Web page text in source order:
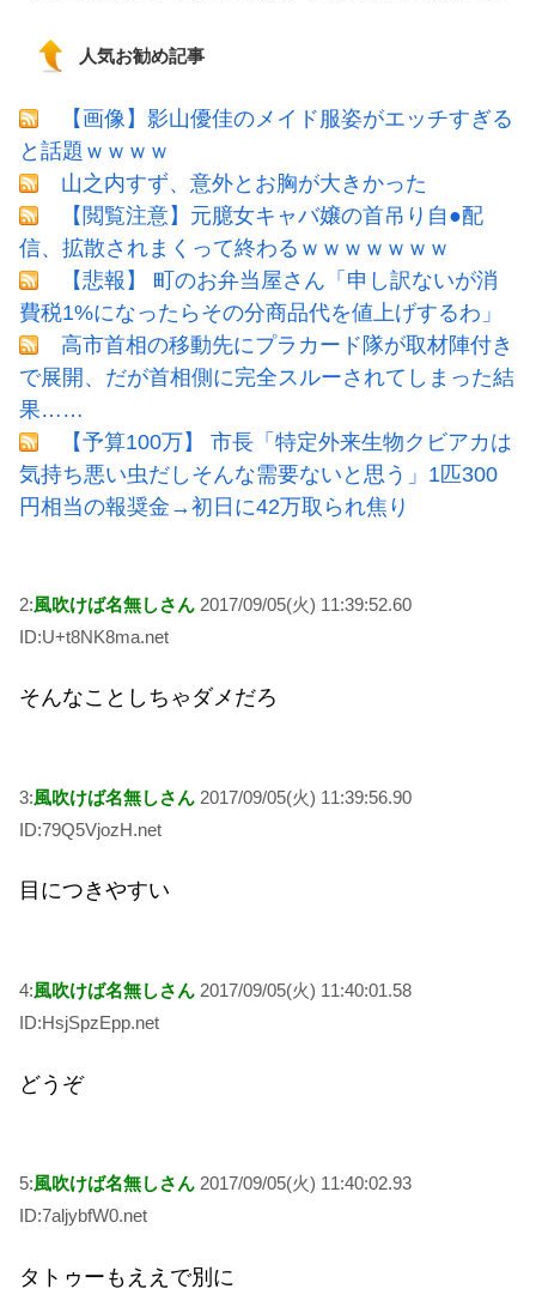
人気お勧め記事
【画像】影山優佳のメイド服姿がエッチすぎる
と話題ｗｗｗｗ
山之内すず、意外とお胸が大きかった
【閲覧注意】元臆女キャバ嬢の首吊り自●配
信、拡散されまくって終わるｗｗｗｗｗｗｗ
【悲報】 町のお弁当屋さん「申し訳ないが消
費税1%になったらその分商品代を値上げするわ」
高市首相の移動先にプラカード隊が取材陣付き
で展開、だが首相側に完全スルーされてしまった結
果……
【予算100万】 市長「特定外来生物クビアカは
気持ち悪い虫だしそんな需要ないと思う」1匹300
円相当の報奨金→初日に42万取られ焦り
2:風吹けば名無しさん 2017/09/05(火) 11:39:52.60
ID:U+t8NK8ma.net
そんなことしちゃダメだろ
3:風吹けば名無しさん 2017/09/05(火) 11:39:56.90
ID:79Q5VjozH.net
目につきやすい
4:風吹けば名無しさん 2017/09/05(火) 11:40:01.58
ID:HsjSpzEpp.net
どうぞ
5:風吹けば名無しさん 2017/09/05(火) 11:40:02.93
ID:7aljybfW0.net
タトゥーもええで別に